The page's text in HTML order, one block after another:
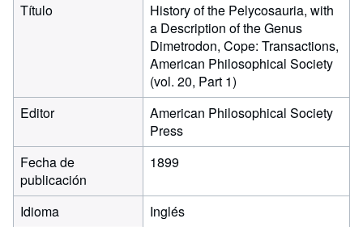
Título
History of the Pelycosauria, with
a Description of the Genus
Dimetrodon, Cope: Transactions,
American Philosophical Society
(vol. 20, Part 1)
Editor
American Philosophical Society
Press
Fecha de
publicación
1899
Idioma
Inglés